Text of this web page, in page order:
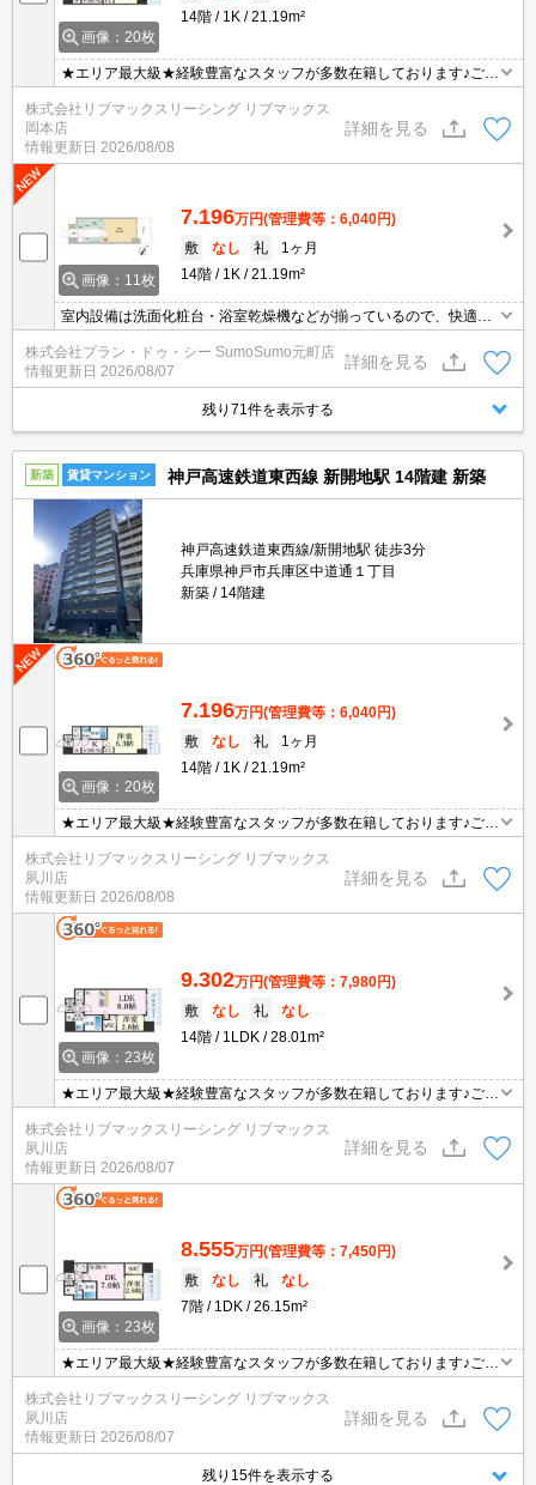
画像：20枚
14階
1K 21.19m²
★エリア最大級★経験豊富なスタッフが多数在籍しております♪ご要
望がありましたらお申し付けください！初期費用クレジット支払可
能！オンライン内覧・オンライン契約等弊社に一度も来店せずとも
問題ありません♪弊社ではネットに掲載されている物件も全てご紹介
可能になりますので気になる物件は全て申し付けください★インタ
ーネット無料★
株式会社リブマックスリーシング リブマックス
岡本店
情報更新日 2026/08/08
詳細を見る
画像：11枚
7.196万円(管理費等：6,040円)
敷
なし 礼
1ヶ月
14階
1K 21.19m²
室内設備は洗面化粧台・浴室乾燥機などが揃っているので、快適に
過ごしやすいお部屋になります。セキュリティ面は、オートロッ
ク・TVインターホンなどを設置しているので安全面でも優れており
ます。収納はクロゼット・シューズボックスなど豊富なので、衣類
や履き物の整理がしやすく便利です。見た目もキレイで機能的なお
株式会社プラン・ドゥ・シー SumoSumo元町店
情報更新日 2026/08/07
詳細を見る
残り71件を表示する
新築 賃貸マンション 神戸高速鉄道東西線 新開地駅 14階建 新築
神戸高速鉄道東西線/新開地駅 徒歩3分
兵庫県神戸市兵庫区中道通１丁目
新築
14階建
画像：20枚
7.196万円(管理費等：6,040円)
敷
なし 礼
1ヶ月
14階
1K 21.19m²
★エリア最大級★経験豊富なスタッフが多数在籍しております♪ご要
能！オンライン内覧・オンライン契約等弊社に一度も来店せずとも
問題ありません♪弊社ではネットに掲載されている物件も全てご紹介
可能になりますので気になる物件は全て申し付けください★インタ
ーネット無料★
株式会社リブマックスリーシング リブマックス
夙川店
情報更新日 2026/08/08
詳細を見る
画像：23枚
9.302万円(管理費等：7,980円)
敷
なし 礼
なし
14階
1LDK 28.01m²
★エリア最大級★経験豊富なスタッフが多数在籍しております♪ご要
望がありましたらお申し付けください！初期費用クレジット支払可
能！オンライン内覧・オンライン契約等弊社に一度も来店せずとも
問題ありません♪弊社ではネットに掲載されている物件も全てご紹介
可能になりますので気になる物件は全て申し付けください★
株式会社リブマックスリーシング リブマックス
夙川店
情報更新日 2026/08/07
詳細を見る
画像：23枚
8.555万円(管理費等：7,450円)
敷
なし 礼
なし
7階
1DK 26.15m²
★エリア最大級★経験豊富なスタッフが多数在籍しております♪ご要
望がありましたらお申し付けください！初期費用クレジット支払可
能！オンライン内覧・オンライン契約等弊社に一度も来店せずとも
問題ありません♪弊社ではネットに掲載されている物件も全てご紹介
可能になりますので気になる物件は全て申し付けください★
株式会社リブマックスリーシング リブマックス
夙川店
情報更新日 2026/08/07
詳細を見る
残り15件を表示する